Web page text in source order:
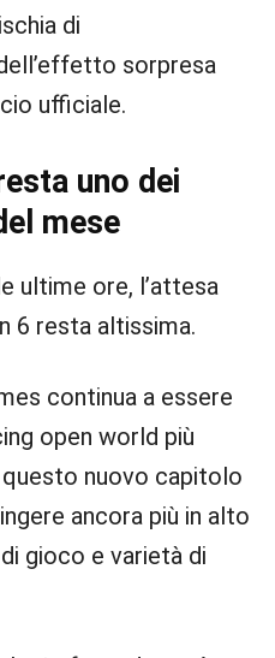
di
sorpresa
ufficiale.
uno dei
mese
ultime ore, l’attesa
6 resta altissima.
continua a essere
open world più
nuovo capitolo
ancora più in alto
gioco e varietà di